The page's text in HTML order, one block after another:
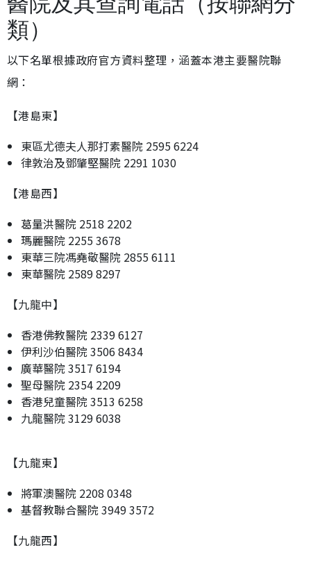
類）
以下名單根據政府官方資料整理，涵蓋本港主要醫院聯
網：
【港島東】
東區尤德夫人那打素醫院 2595 6224
律敦治及鄧肇堅醫院 2291 1030
【港島西】
葛量洪醫院 2518 2202
瑪麗醫院 2255 3678
東華三院馮堯敬醫院 2855 6111
東華醫院 2589 8297
【九龍中】
香港佛教醫院 2339 6127
伊利沙伯醫院 3506 8434
廣華醫院 3517 6194
聖母醫院 2354 2209
香港兒童醫院 3513 6258
九龍醫院 3129 6038
【九龍東】
將軍澳醫院 2208 0348
基督教聯合醫院 3949 3572
【九龍西】